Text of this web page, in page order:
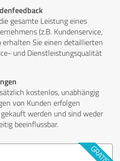
gesamte Leistung eines
(z.B. Kundenservice,
erhalten Sie einen detaillierten
und Dienstleistungsqualität
kostenlos, unabhängig
von Kunden erfolgen
werden und sind weder
beeinflussbar.